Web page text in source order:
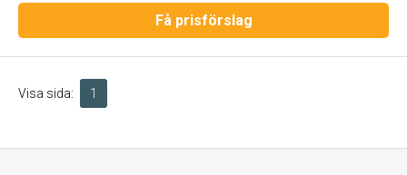
Få prisförslag
Visa sida: 1